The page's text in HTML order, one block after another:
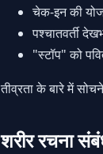
चेक-इन की
पश्चातवर्ती
"स्टॉप" को
तीव्रता के बारे में
शरीर रचना